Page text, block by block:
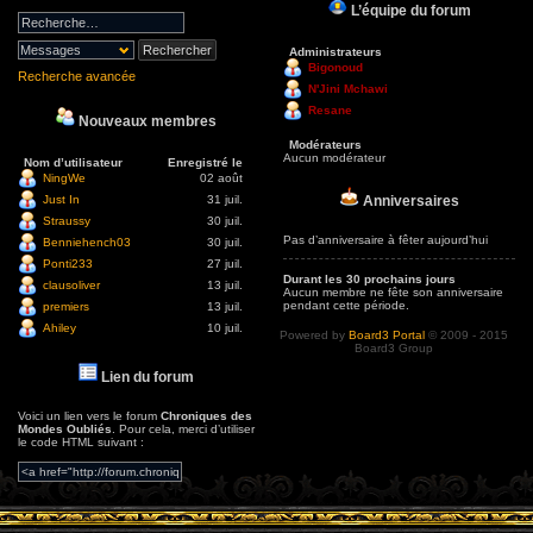
Recherche avancée
Nouveaux membres
Nom d’utilisateur
Enregistré le
NingWe
02 août
Just In
31 juil.
Straussy
30 juil.
Benniehench03
30 juil.
Ponti233
27 juil.
clausoliver
13 juil.
premiers
13 juil.
Ahiley
10 juil.
Lien du forum
Voici un lien vers le forum Chroniques des
Mondes Oubliés . Pour cela, merci d’utiliser
le code HTML suivant :
L’équipe du forum
Administrateurs
Bigonoud
N'Jini Mchawi
Resane
Modérateurs
Aucun modérateur
Anniversaires
Pas d’anniversaire à fêter aujourd’hui
Durant les 30 prochains jours
Aucun membre ne fête son anniversaire
pendant cette période.
Powered by Board3 Portal © 2009 - 2015
Board3 Group